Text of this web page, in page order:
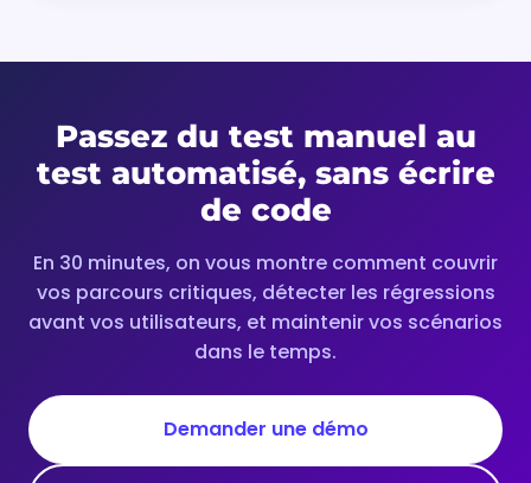
Passez du test manuel au
test automatisé, sans écrire
de code
En 30 minutes, on vous montre comment couvrir
vos parcours critiques, détecter les régressions
avant vos utilisateurs, et maintenir vos scénarios
dans le temps.
Demander une démo